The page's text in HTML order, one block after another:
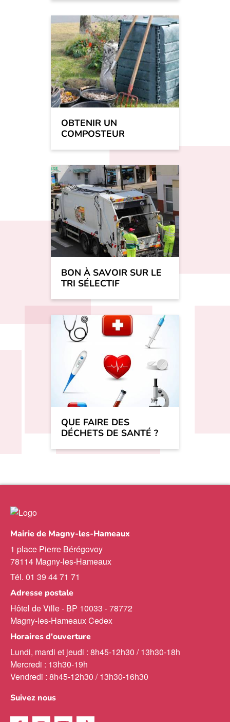
OBTENIR UN
COMPOSTEUR
BON À SAVOIR SUR LE
TRI SÉLECTIF
QUE FAIRE DES
DÉCHETS DE SANTÉ ?
Mairie de Magny-les-Hameaux
1 place Pierre Bérégovoy
78114 Magny-les-Hameaux
Tél. 01 39 44 71 71
Adresse postale
Hôtel de Ville - BP 10033 - 78772
Magny-les-Hameaux Cedex
Horaires d'ouverture
Lundi, mardi et jeudi : 8h45-12h30 / 13h30-18h
Mercredi : 13h30-19h
Vendredi : 8h45-12h30 / 13h30-16h30
Suivez nous